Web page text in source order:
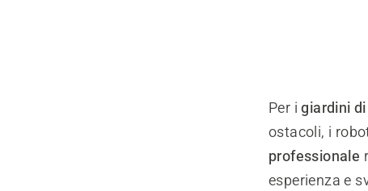
Per igiardini
ostacoli, i
professionale
esperienza e